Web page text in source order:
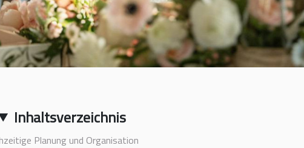
Inhaltsverzeichnis
Planung und Organisation